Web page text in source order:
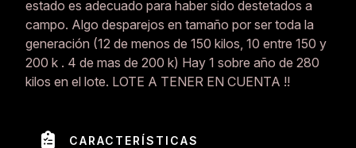
estado es adecuado para haber sido destetados a
campo. Algo desparejos en tamaño por ser toda la
generación (12 de menos de 150 kilos, 10 entre 150 y
200 k . 4 de mas de 200 k) Hay 1 sobre año de 280
kilos en el lote. LOTE A TENER EN CUENTA !!
CARACTERÍSTICAS